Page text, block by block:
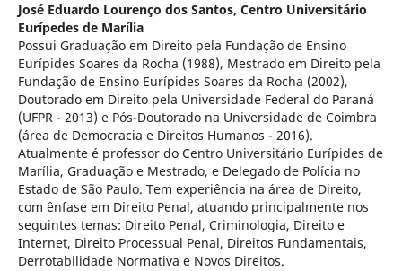
José Eduardo Lourenço dos Santos, Centro Universitário
Eurípedes de Marília
Possui Graduação em Direito pela Fundação de Ensino
Eurípides Soares da Rocha (1988), Mestrado em Direito pela
Fundação de Ensino Eurípides Soares da Rocha (2002),
Doutorado em Direito pela Universidade Federal do Paraná
(UFPR - 2013) e Pós-Doutorado na Universidade de Coimbra
(área de Democracia e Direitos Humanos - 2016).
Atualmente é professor do Centro Universitário Eurípides de
Marília, Graduação e Mestrado, e Delegado de Polícia no
Estado de São Paulo. Tem experiência na área de Direito,
com ênfase em Direito Penal, atuando principalmente nos
seguintes temas: Direito Penal, Criminologia, Direito e
Internet, Direito Processual Penal, Direitos Fundamentais,
Derrotabilidade Normativa e Novos Direitos.